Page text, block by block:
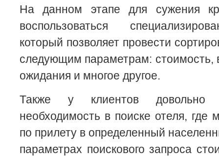
На данном этапе для сужения
воспользоваться
который позволяет провести
следующим параметрам: стоимость,
ожидания и многое другое.
Также у клиентов довольно
необходимость в поиске отеля, где
по прилету в определенный
параметрах поискового запроса